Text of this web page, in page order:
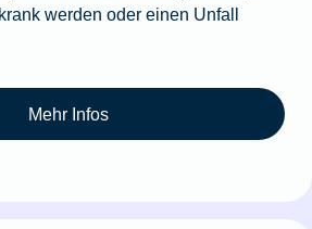
werden oder einen Unfall
Mehr Infos